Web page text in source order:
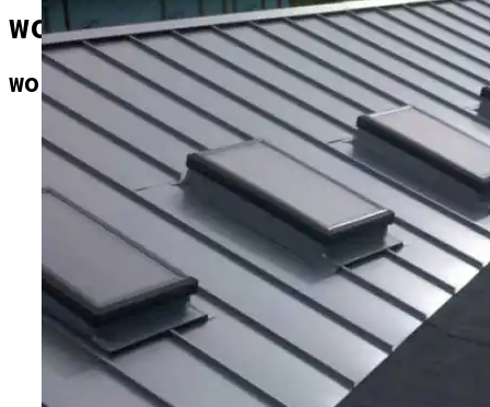
work-blog.ru
work-blog.ruПУТЕШЕСТВИЯ И ТУРИЗМ
СТРОИТЕЛЬСТВО И РЕМОНТ
САД И ОГОРОД